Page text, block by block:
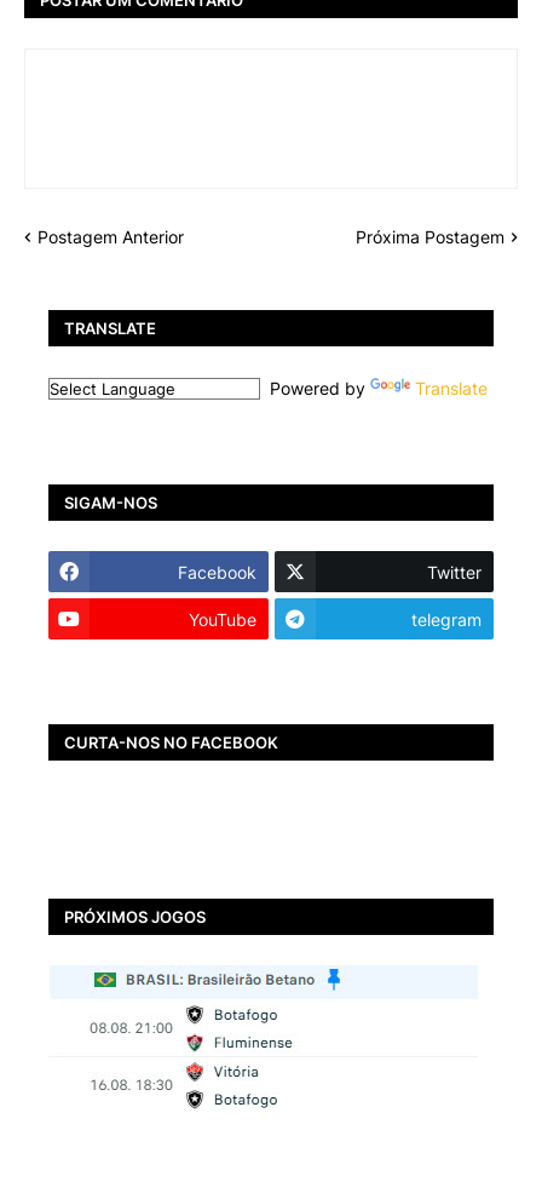
Postagem Anterior Próxima Postagem
TRANSLATE
Powered by Translate
SIGAM-NOS
Facebook Twitter
YouTube telegram
CURTA-NOS NO FACEBOOK
PRÓXIMOS JOGOS